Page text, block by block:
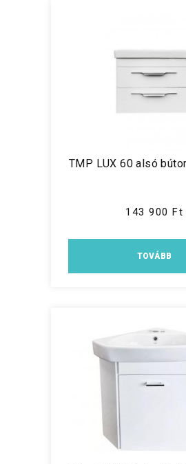
TMP LUX 60 alsó
143 900 Ft
TOVÁBB